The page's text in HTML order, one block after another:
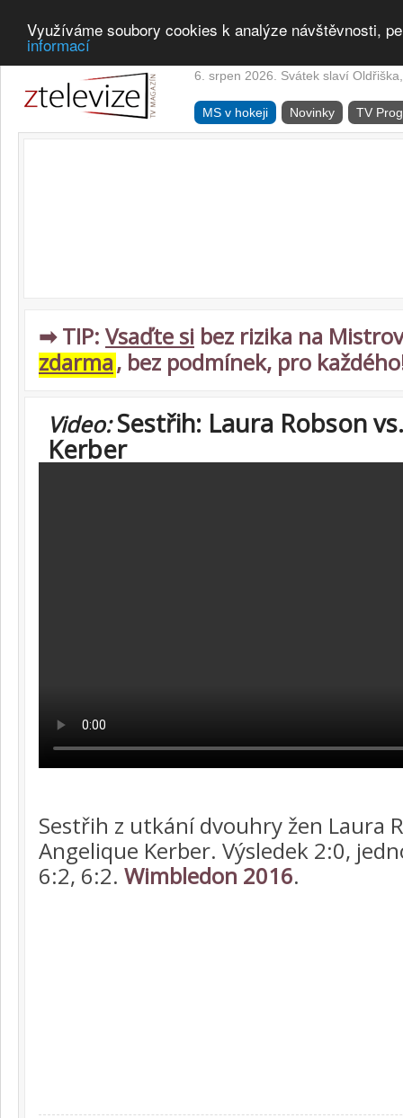
Využíváme soubory cookies k analýze návštěvnosti,
informací
6. srpen 2026. Svátek slaví
MS v hokeji Novinky TV
➡ TIP: Vsaďte si bez rizika na
zdarma, bez podmínek, pro
Video:Sestřih: Laura Robson
Kerber
Sestřih z utkání dvouhry žen Laura
Angelique Kerber. Výsledek 2:0,
6:2, 6:2. Wimbledon 2016.